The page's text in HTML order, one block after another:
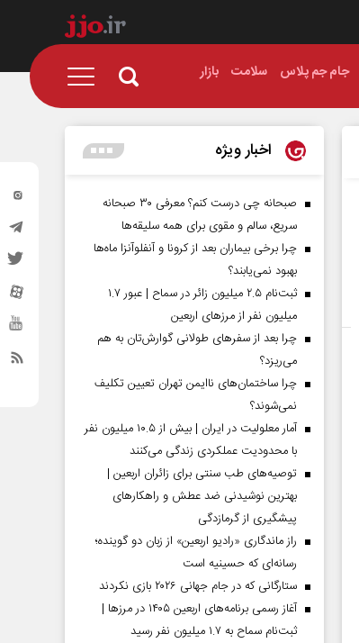
جام جم پلاس سلامت بازار
اخبار ویژه
صبحانه چی درست کنم؟ معرفی ۳۰ صبحانه
سریع، سالم و مقوی برای همه سلیقه‌ها
چرا برخی بیماران بعد از کرونا و آنفلوآنزا ماه‌ها
بهبود نمی‌یابند؟
ثبت‌نام ۲.۵ میلیون زائر در سماح | عبور ۱.۷
میلیون نفر از مرز‌های اربعین
چرا بعد از سفرهای طولانی گوارش‌تان به هم
می‌ریزد؟
چرا ساختمان‌های ناایمن تهران تعیین تکلیف
نمی‌شوند؟
آمار معلولیت در ایران | بیش از ۱۰.۵ میلیون نفر
با محدودیت عملکردی زندگی می‌کنند
توصیه‌های طب سنتی برای زائران اربعین |
بهترین نوشیدنی ضد عطش و راهکارهای
پیشگیری از گرمازدگی
راز ماندگاری «رادیو اربعین» از زبان دو گوینده؛
رسانه‌ای که حسینیه است
ستارگانی که در جام جهانی ۲۰۲۶ بازی نکردند
آغاز رسمی برنامه‌های اربعین ۱۴۰۵ در مرز‌ها |
ثبت‌نام سماح به ۱.۷ میلیون نفر رسید